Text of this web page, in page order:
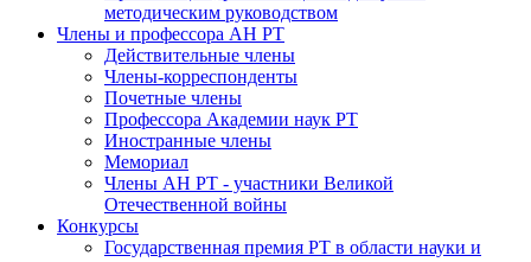
методическим руководством
Члены и профессора АН РТ
Действительные члены
Члены-корреспонденты
Почетные члены
Профессора Академии наук РТ
Иностранные члены
Мемориал
Члены АН РТ - участники Великой
Отечественной войны
Конкурсы
Государственная премия РТ в области науки и